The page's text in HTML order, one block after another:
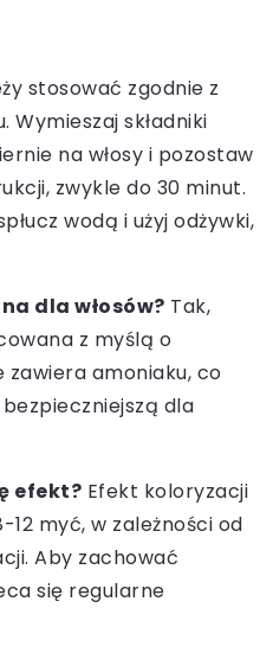
stosować zgodnie z
składniki
na włosy i pozostaw
zwykle do 30 minut.
wodą i użyj odżywki,
dla włosów? Tak,
z myślą o
amoniaku, co
dla
efekt? Efekt koloryzacji
myć, w zależności od
Aby zachować
się regularne